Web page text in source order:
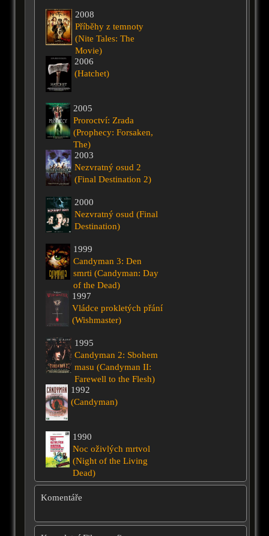
2008
Příběhy z temnoty
(Nite Tales: The
Movie)
2006
(Hatchet)
2005
Proroctví: Zrada
(Prophecy: Forsaken,
The)
2003
Nezvratný osud 2
(Final Destination 2)
2000
Nezvratný osud (Final
Destination)
1999
Candyman 3: Den
smrti (Candyman: Day
of the Dead)
1997
Vládce prokletých přání
(Wishmaster)
1995
Candyman 2: Sbohem
masu (Candyman II:
Farewell to the Flesh)
1992
(Candyman)
1990
Noc oživlých mrtvol
(Night of the Living
Dead)
Komentáře